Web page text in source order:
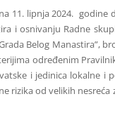
11. lipnja 2024.
i osnivanju Radne
Belog Manastira”,
određenim
i jedinica lokalne i
rizika od velikih